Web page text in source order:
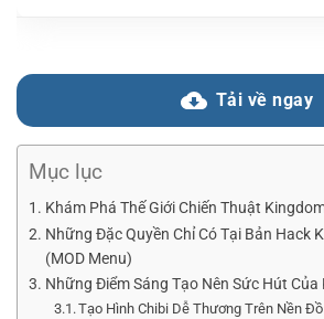
Tải về ngay
Mục lục
Khám Phá Thế Giới Chiến Thuật
Những Đặc Quyền Chỉ Có Tại Bản Hack
(MOD Menu)
Những Điểm Sáng Tạo Nên Sức Hút Của
Tạo Hình Chibi Dễ Thương Trên Nền